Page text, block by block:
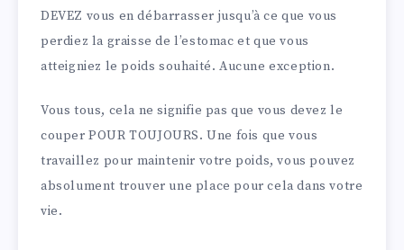
DEVEZ vous en débarrasser jusqu’à ce que vous
perdiez la graisse de l’estomac et que vous
atteigniez le poids souhaité. Aucune exception.
Vous tous, cela ne signifie pas que vous devez le
couper POUR TOUJOURS. Une fois que vous
travaillez pour maintenir votre poids, vous pouvez
absolument trouver une place pour cela dans votre
vie.